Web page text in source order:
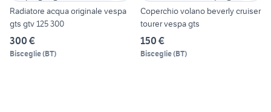
Radiatore acqua originale vespa
gts gtv 125 300
300 €
Bisceglie(BT)
Coperchio volano beverly cruiser
tourer vespa gts
150 €
Bisceglie(BT)